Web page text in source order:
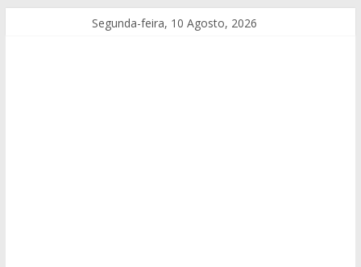
Segunda-feira, 10 Agosto, 2026